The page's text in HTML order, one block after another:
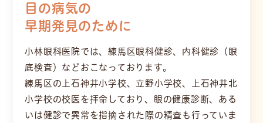
目の病気の
早期発見のために
小林眼科医院では、練馬区眼科健診、内科健診（眼
底検査）などおこなっております。
練馬区の上石神井小学校、立野小学校、上石神井北
小学校の校医を拝命しており、眼の健康診断、ある
いは健診で異常を指摘された際の精査も行っていま